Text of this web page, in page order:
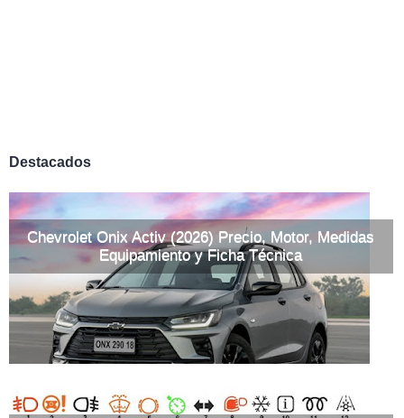
Destacados
Chevrolet Onix Activ (2026) Precio, Motor, Medidas
Equipamiento y Ficha Técnica